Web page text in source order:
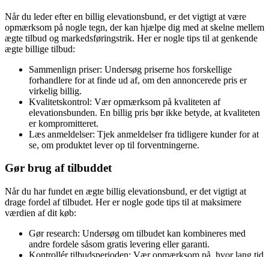
Når du leder efter en billig elevationsbund, er det vigtigt at være
opmærksom på nogle tegn, der kan hjælpe dig med at skelne mellem
ægte tilbud og markedsføringstrik. Her er nogle tips til at genkende
ægte billige tilbud:
Sammenlign priser: Undersøg priserne hos forskellige
forhandlere for at finde ud af, om den annoncerede pris er
virkelig billig.
Kvalitetskontrol: Vær opmærksom på kvaliteten af
elevationsbunden. En billig pris bør ikke betyde, at kvaliteten
er kompromitteret.
Læs anmeldelser: Tjek anmeldelser fra tidligere kunder for at
se, om produktet lever op til forventningerne.
Gør brug af tilbuddet
Når du har fundet en ægte billig elevationsbund, er det vigtigt at
drage fordel af tilbudet. Her er nogle gode tips til at maksimere
værdien af dit køb:
Gør research: Undersøg om tilbudet kan kombineres med
andre fordele såsom gratis levering eller garanti.
Kontrollér tilbudsperioden: Vær opmærksom på, hvor lang tid